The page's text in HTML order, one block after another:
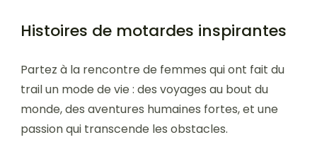
Histoires de motardes inspirantes
Partez à la rencontre de femmes qui ont fait du
trail un mode de vie : des voyages au bout du
monde, des aventures humaines fortes, et une
passion qui transcende les obstacles.